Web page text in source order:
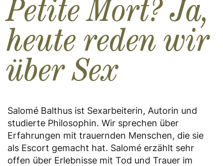
Petite Mort? Ja,
heute reden wir
über Sex
Salomé Balthus ist Sexarbeiterin, Autorin und
studierte Philosophin. Wir sprechen über
Erfahrungen mit trauernden Menschen, die sie
als Escort gemacht hat. Salomé erzählt sehr
offen über Erlebnisse mit Tod und Trauer im